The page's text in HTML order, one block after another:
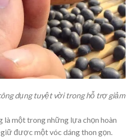
dụng tuyệt vời trong hỗ trợ giảm
là một trong những lựa chọn hoàn
được một vóc dáng thon gọn.